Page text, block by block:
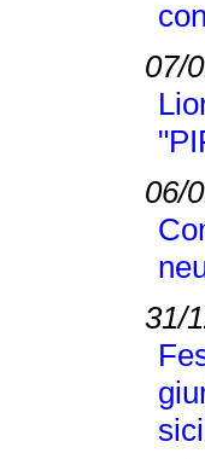
07/
06/
31/